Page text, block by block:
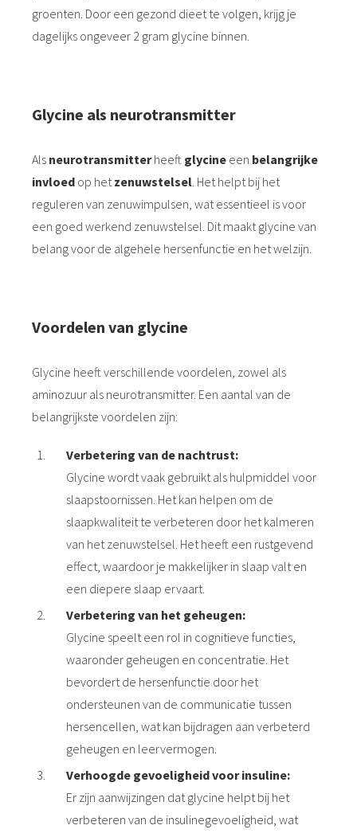
groenten. Door een gezond dieet te volgen, krijg je
dagelijks ongeveer 2 gram glycine binnen.
Glycine als neurotransmitter
Als neurotransmitterheeft glycine een belangrijke
invloed op hetzenuwstelsel. Het helpt bij het
reguleren van zenuwimpulsen, wat essentieel is voor
een goed werkend zenuwstelsel. Dit maakt glycine van
belang voor de algehele hersenfunctie en het welzijn.
Voordelen van glycine
Glycine heeft verschillende voordelen, zowel als
aminozuur als neurotransmitter. Een aantal van de
belangrijkste voordelen zijn:
Verbetering van de nachtrust:
Glycine wordt vaak gebruikt als hulpmiddel voor
slaapstoornissen. Het kan helpen om de
slaapkwaliteit te verbeteren door het kalmeren
van het zenuwstelsel. Het heeft een rustgevend
effect, waardoor je makkelijker in slaap valt en
een diepere slaap ervaart.
Verbetering van het geheugen:
Glycine speelt een rol in cognitieve functies,
waaronder geheugen en concentratie. Het
bevordert de hersenfunctie door het
ondersteunen van de communicatie tussen
hersencellen, wat kan bijdragen aan verbeterd
geheugen en leervermogen.
Verhoogde gevoeligheid voor insuline:
Er zijn aanwijzingen dat glycine helpt bij het
verbeteren van de insulinegevoeligheid, wat